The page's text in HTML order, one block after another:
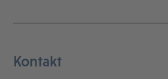
Kontakt